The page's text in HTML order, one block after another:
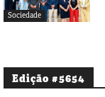
Sociedade
Edição #5654